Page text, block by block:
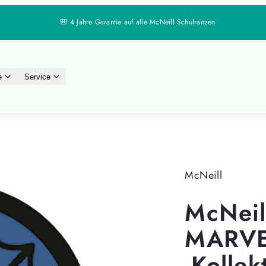
🔄 30 Tage Rückgaberecht
Service
McNeill